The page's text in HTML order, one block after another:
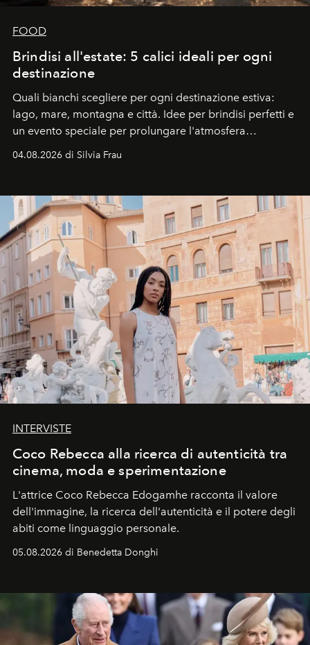
FOOD
Brindisi all'estate: 5 calici ideali per ogni
destinazione
Quali bianchi scegliere per ogni destinazione estiva:
lago, mare, montagna e città. Idee per brindisi perfetti e
un evento speciale per prolungare l'atmosfera
04.08.2026 di Silvia Frau
INTERVISTE
Coco Rebecca alla ricerca di autenticità tra
cinema, moda e sperimentazione
L'attrice Coco Rebecca Edogamhe racconta il valore
dell'immagine, la ricerca dell'autenticità e il potere degli
abiti come linguaggio personale.
05.08.2026 di Benedetta Donghi